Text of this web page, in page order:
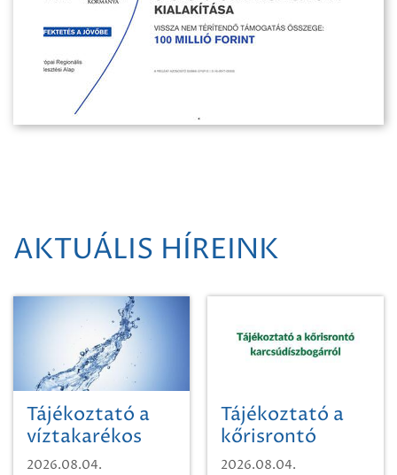
AKTUÁLIS HÍREINK
Tájékoztató a
víztakarékos
vízhasználatról
2026.08.04.
Tájékoztató a
kőrisrontó
karcsúdíszbogárról
2026.08.04.